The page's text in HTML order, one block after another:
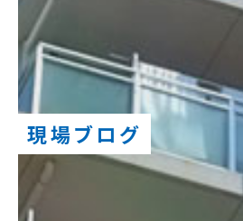
現場ブログ